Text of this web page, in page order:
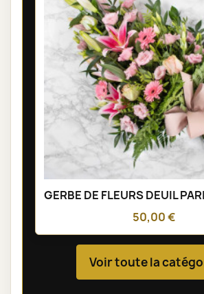
GERBE DE FLEURS DEUIL
50,00 €
Voir toute la